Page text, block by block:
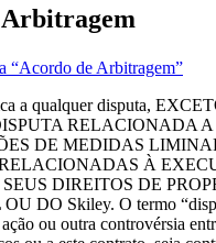
“Acordo de Arbitragem”
a qualquer disputa,
RELACIONADA A
DE MEDIDAS
À
DIREITOS DE
DO Skiley. O termo
ou outra controvérsia